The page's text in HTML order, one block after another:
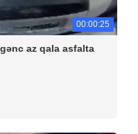
00:00:25
az qala asfalta